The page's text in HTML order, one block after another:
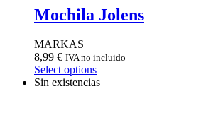
Mochila Jolens
MARKAS
8,99 € IVA no incluido
Select options
Sin existencias